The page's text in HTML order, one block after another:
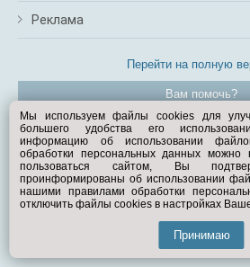
Реклама
Перейти на полную
Вам помочь?
© Exist.ru
Мы используем файлы cookies для
большего удобства его
информацию об использовании
обработки персональных данных
пользоваться сайтом, Вы
проинформированы об использовании
нашими правилами обработки
отключить файлы cookies в настройках
Принимаю